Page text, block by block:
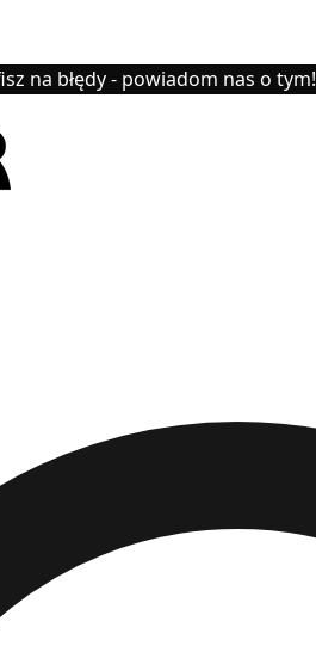
na błędy - powiadom nas o tym!